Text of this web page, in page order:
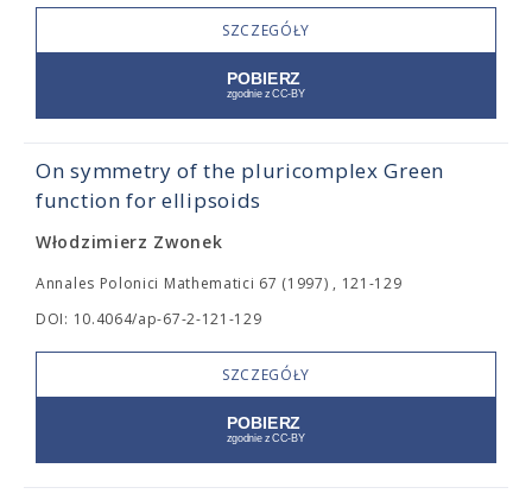
SZCZEGÓŁY
On symmetry of the pluricomplex Green
function for ellipsoids
Włodzimierz Zwonek
Annales Polonici Mathematici 67 (1997) , 121-129
DOI: 10.4064/ap-67-2-121-129
SZCZEGÓŁY